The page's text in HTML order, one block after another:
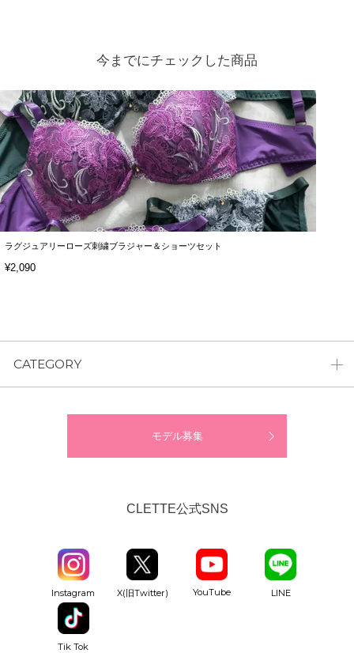
今までにチェックした商品
ラグジュアリーローズ刺繍ブラジャー＆ショーツセット
¥2,090
CATEGORY
モデル募集
CLETTE公式SNS
Instagram X(旧Twitter) YouTube LINE
Tik Tok